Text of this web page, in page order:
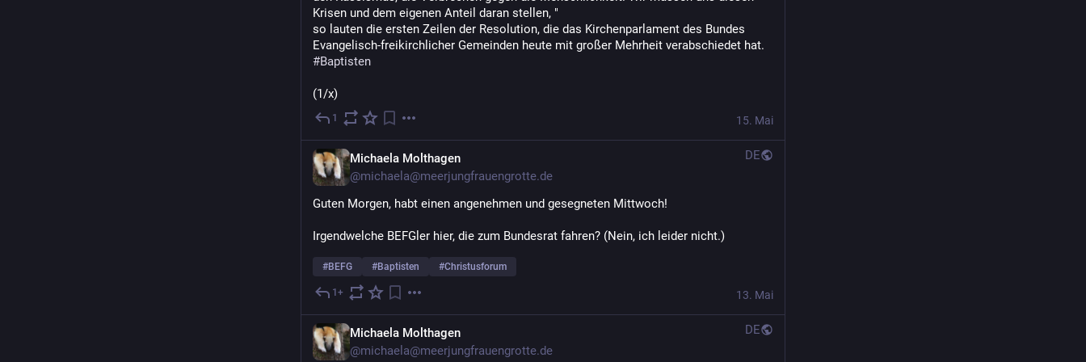
Krisen und dem eigenen Anteil daran stellen, "
so lauten die ersten Zeilen der Resolution, die das Kirchenparlament des Bundes
#Baptisten
(1/x)
1 15. Mai
Michaela Molthagen
@michaela@meerjungfrauengrotte.de
DE
Guten Morgen, habt einen angenehmen und gesegneten Mittwoch!
Irgendwelche BEFGler hier, die zum Bundesrat fahren? (Nein, ich leider nicht.)
#BEFG #Baptisten #Christusforum
1+ 13. Mai
Michaela Molthagen
@michaela@meerjungfrauengrotte.de
DE